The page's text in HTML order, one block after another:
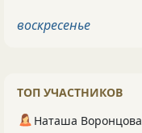
воскресенье
ТОП УЧАСТНИКОВ
Наташа Воронцова